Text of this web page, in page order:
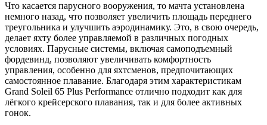
Что касается парусного вооружения, то мачта установлена
немного назад, что позволяет увеличить площадь переднего
треугольника и улучшить аэродинамику. Это, в свою очередь,
делает яхту более управляемой в различных погодных
условиях. Парусные системы, включая самоподъемный
фордевинд, позволяют увеличивать комфортность
управления, особенно для яхтсменов, предпочитающих
самостоянное плавание. Благодаря этим характеристикам
Grand Soleil 65 Plus Performance отлично подходит как для
лёгкого крейсерского плавания, так и для более активных
гонок.